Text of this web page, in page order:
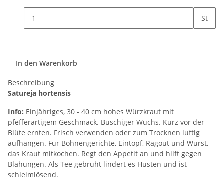
St
In den Warenkorb
Beschreibung
Satureja hortensis
Info: Einjähriges, 30 - 40 cm hohes Würzkraut mit
pfefferartigem Geschmack. Buschiger Wuchs. Kurz vor der
Blüte ernten. Frisch verwenden oder zum Trocknen luftig
aufhängen. Für Bohnengerichte, Eintopf, Ragout und Wurst,
das Kraut mitkochen. Regt den Appetit an und hilft gegen
Blähungen. Als Tee gebrüht lindert es Husten und ist
schleimlösend.